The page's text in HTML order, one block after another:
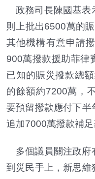
政務司長陳國基表
則上批出6500萬的
其他機構有意申請
900萬撥款援助菲律
已知的賑災撥款總
的餘額約7200萬，
要預留撥款應付下半
追加7000萬撥款補足
多個議員關注政府
到災民手上，新思維